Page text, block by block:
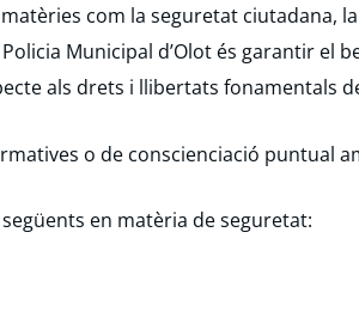
com la seguretat ciutadana,
Municipal d’Olot és garantir el
als drets i llibertats fonamentals
o de conscienciació puntual
en matèria de seguretat: